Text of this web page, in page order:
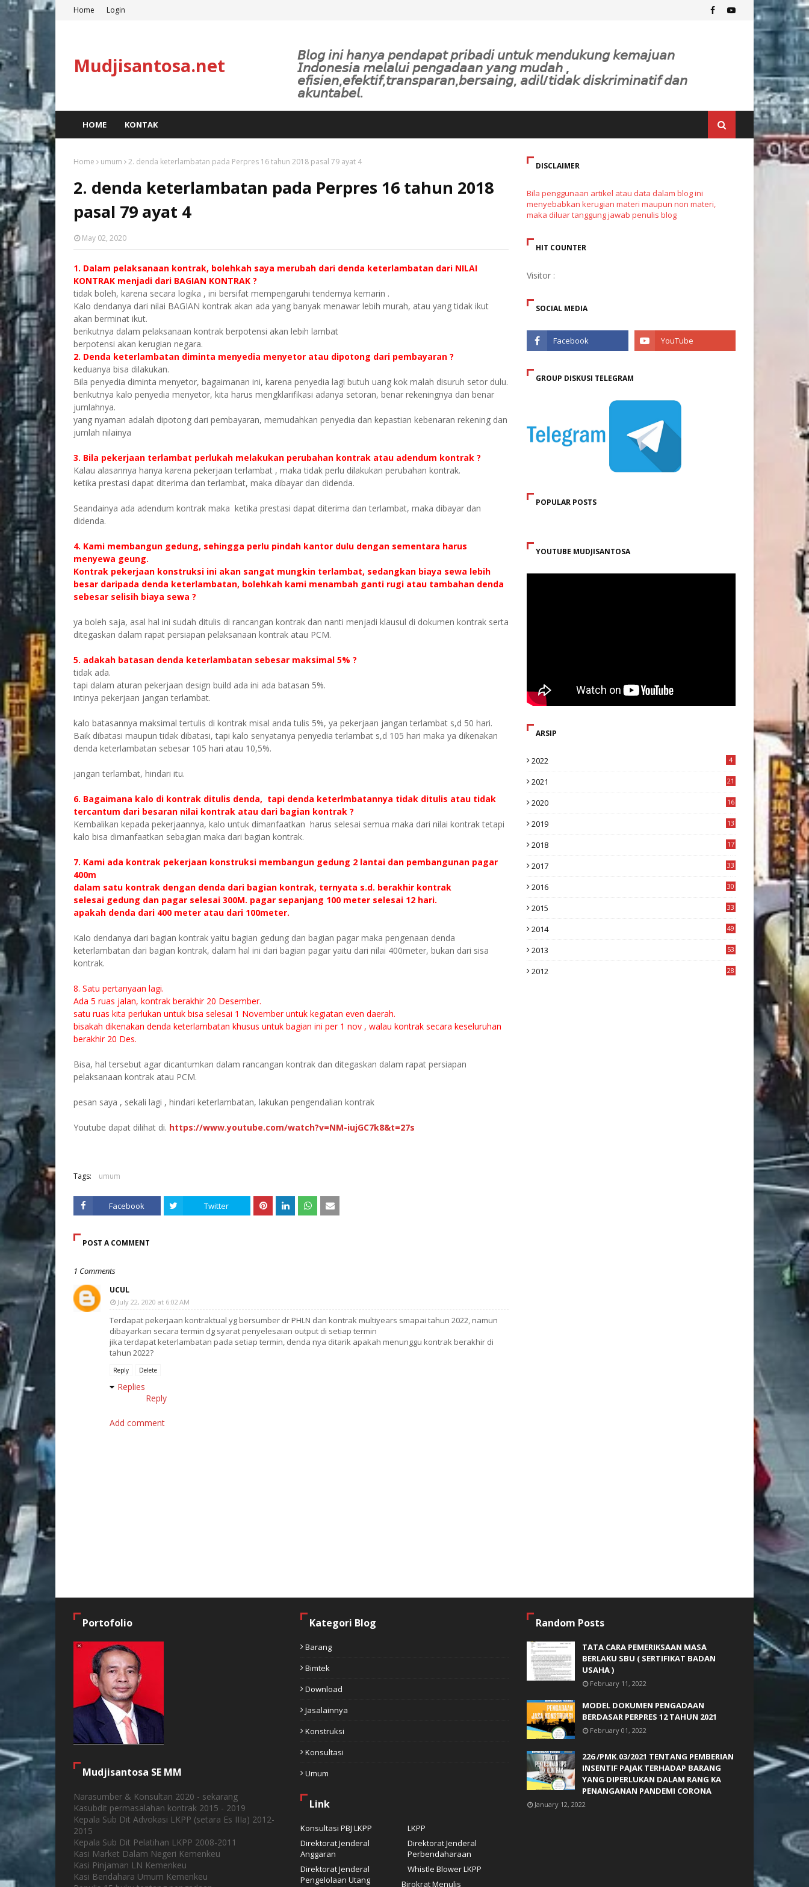
Home Login
Mudjisantosa.net 𝘉𝘭𝘰𝘨 𝘪𝘯𝘪 𝘩𝘢𝘯𝘺𝘢 𝘱𝘦𝘯𝘥𝘢𝘱𝘢𝘵 𝘱𝘳𝘪𝘣𝘢𝘥𝘪 𝘶𝘯𝘵𝘶𝘬 𝘮𝘦𝘯𝘥𝘶𝘬𝘶𝘯𝘨 𝘬𝘦𝘮𝘢𝘫𝘶𝘢𝘯
𝘐𝘯𝘥𝘰𝘯𝘦𝘴𝘪𝘢 𝘮𝘦𝘭𝘢𝘭𝘶𝘪 𝘱𝘦𝘯𝘨𝘢𝘥𝘢𝘢𝘯 𝘺𝘢𝘯𝘨 𝘮𝘶𝘥𝘢𝘩 ,
𝘦𝘧𝘪𝘴𝘪𝘦𝘯,𝘦𝘧𝘦𝘬𝘵𝘪𝘧,𝘵𝘳𝘢𝘯𝘴𝘱𝘢𝘳𝘢𝘯,𝘣𝘦𝘳𝘴𝘢𝘪𝘯𝘨, 𝘢𝘥𝘪𝘭/𝘵𝘪𝘥𝘢𝘬 𝘥𝘪𝘴𝘬𝘳𝘪𝘮𝘪𝘯𝘢𝘵𝘪𝘧 𝘥𝘢𝘯
𝘢𝘬𝘶𝘯𝘵𝘢𝘣𝘦𝘭.
HOME KONTAK
Home umum 2. denda keterlambatan pada Perpres 16 tahun 2018 pasal 79 ayat 4
2. denda keterlambatan pada Perpres 16 tahun 2018
pasal 79 ayat 4
May 02, 2020
1. Dalam pelaksanaan kontrak, bolehkah saya merubah dari denda keterlambatan dari NILAI
KONTRAK menjadi dari BAGIAN KONTRAK ?
tidak boleh, karena secara logika , ini bersifat mempengaruhi tendernya kemarin .
Kalo dendanya dari nilai BAGIAN kontrak akan ada yang banyak menawar lebih murah, atau yang tidak ikut
akan berminat ikut.
berikutnya dalam pelaksanaan kontrak berpotensi akan lebih lambat
berpotensi akan kerugian negara.
2. Denda keterlambatan diminta menyedia menyetor atau dipotong dari pembayaran ?
keduanya bisa dilakukan.
Bila penyedia diminta menyetor, bagaimanan ini, karena penyedia lagi butuh uang kok malah disuruh setor dulu.
berikutnya kalo penyedia menyetor, kita harus mengklarifikasi adanya setoran, benar rekeningnya dan benar
jumlahnya.
yang nyaman adalah dipotong dari pembayaran, memudahkan penyedia dan kepastian kebenaran rekening dan
jumlah nilainya
3. Bila pekerjaan terlambat perlukah melakukan perubahan kontrak atau adendum kontrak ?
Kalau alasannya hanya karena pekerjaan terlambat , maka tidak perlu dilakukan perubahan kontrak.
ketika prestasi dapat diterima dan terlambat, maka dibayar dan didenda.
Seandainya ada adendum kontrak maka ketika prestasi dapat diterima dan terlambat, maka dibayar dan
didenda.
4. Kami membangun gedung, sehingga perlu pindah kantor dulu dengan sementara harus
menyewa geung.
Kontrak pekerjaan konstruksi ini akan sangat mungkin terlambat, sedangkan biaya sewa lebih
besar daripada denda keterlambatan, bolehkah kami menambah ganti rugi atau tambahan denda
sebesar selisih biaya sewa ?
ya boleh saja, asal hal ini sudah ditulis di rancangan kontrak dan nanti menjadi klausul di dokumen kontrak serta
ditegaskan dalam rapat persiapan pelaksanaan kontrak atau PCM.
5. adakah batasan denda keterlambatan sebesar maksimal 5% ?
tidak ada.
tapi dalam aturan pekerjaan design build ada ini ada batasan 5%.
intinya pekerjaan jangan terlambat.
kalo batasannya maksimal tertulis di kontrak misal anda tulis 5%, ya pekerjaan jangan terlambat s,d 50 hari.
Baik dibatasi maupun tidak dibatasi, tapi kalo senyatanya penyedia terlambat s,d 105 hari maka ya dikenakan
denda keterlambatan sebesar 105 hari atau 10,5%.
jangan terlambat, hindari itu.
6. Bagaimana kalo di kontrak ditulis denda, tapi denda keterlmbatannya tidak ditulis atau tidak
tercantum dari besaran nilai kontrak atau dari bagian kontrak ?
Kembalikan kepada pekerjaannya, kalo untuk dimanfaatkan harus selesai semua maka dari nilai kontrak tetapi
kalo bisa dimanfaatkan sebagian maka dari bagian kontrak.
7. Kami ada kontrak pekerjaan konstruksi membangun gedung 2 lantai dan pembangunan pagar
400m
dalam satu kontrak dengan denda dari bagian kontrak, ternyata s.d. berakhir kontrak
selesai gedung dan pagar selesai 300M. pagar sepanjang 100 meter selesai 12 hari.
apakah denda dari 400 meter atau dari 100meter.
Kalo dendanya dari bagian kontrak yaitu bagian gedung dan bagian pagar maka pengenaan denda
keterlambatan dari bagian kontrak, dalam hal ini dari bagian pagar yaitu dari nilai 400meter, bukan dari sisa
kontrak.
8. Satu pertanyaan lagi.
Ada 5 ruas jalan, kontrak berakhir 20 Desember.
satu ruas kita perlukan untuk bisa selesai 1 November untuk kegiatan even daerah.
bisakah dikenakan denda keterlambatan khusus untuk bagian ini per 1 nov , walau kontrak secara keseluruhan
berakhir 20 Des.
Bisa, hal tersebut agar dicantumkan dalam rancangan kontrak dan ditegaskan dalam rapat persiapan
pelaksanaan kontrak atau PCM.
pesan saya , sekali lagi , hindari keterlambatan, lakukan pengendalian kontrak
Youtube dapat dilihat di. https://www.youtube.com/watch?v=NM-iujGC7k8&t=27s
Tags: umum
Facebook Twitter
POST A COMMENT
1 Comments
UCUL
July 22, 2020 at 6:02 AM
Terdapat pekerjaan kontraktual yg bersumber dr PHLN dan kontrak multiyears smapai tahun 2022, namun
dibayarkan secara termin dg syarat penyelesaian output di setiap termin
jika terdapat keterlambatan pada setiap termin, denda nya ditarik apakah menunggu kontrak berakhir di
tahun 2022?
Reply Delete
Replies
Reply
Add comment
DISCLAIMER
Bila penggunaan artikel atau data dalam blog ini
menyebabkan kerugian materi maupun non materi,
maka diluar tanggung jawab penulis blog
HIT COUNTER
Visitor :
SOCIAL MEDIA
GROUP DISKUSI TELEGRAM
POPULAR POSTS
YOUTUBE MUDJISANTOSA
ARSIP
2022 4
2021 21
2020
16
2019
13
2018
17
2017
33
2016
30
2015
33
2014
49
2013
53
2012
28
Portofolio
Mudjisantosa SE MM
Narasumber & Konsultan 2020 - sekarang
Kasubdit permasalahan kontrak 2015 - 2019
Kepala Sub Dit Advokasi LKPP (setara Es IIIa) 2012-
2015
Kepala Sub Dit Pelatihan LKPP 2008-2011
Kasi Market Dalam Negeri Kemenkeu
Kasi Pinjaman LN Kemenkeu
Kasi Bendahara Umum Kemenkeu
Kategori Blog
Barang
Bimtek
Download
Jasalainnya
Konstruksi
Konsultasi
Umum
Link
Konsultasi PBJ LKPP
LKPP
Direktorat Jenderal
Anggaran
Direktorat Jenderal
Perbendaharaan
Direktorat Jenderal
Pengelolaan Utang
Whistle Blower LKPP
Birokrat Menulis
Random Posts
TATA CARA PEMERIKSAAN MASA
BERLAKU SBU ( SERTIFIKAT BADAN
USAHA )
February 11, 2022
MODEL DOKUMEN PENGADAAN
BERDASAR PERPRES 12 TAHUN 2021
February 01, 2022
226 /PMK.03/2021 TENTANG PEMBERIAN
INSENTIF PAJAK TERHADAP BARANG
YANG DIPERLUKAN DALAM RANG KA
PENANGANAN PANDEMI CORONA
January 12, 2022